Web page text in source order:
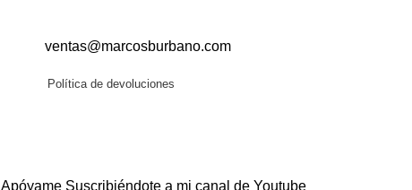
ventas@marcosburbano.com
Política de devoluciones
Apóyame Suscribiéndote a mi canal de Youtube